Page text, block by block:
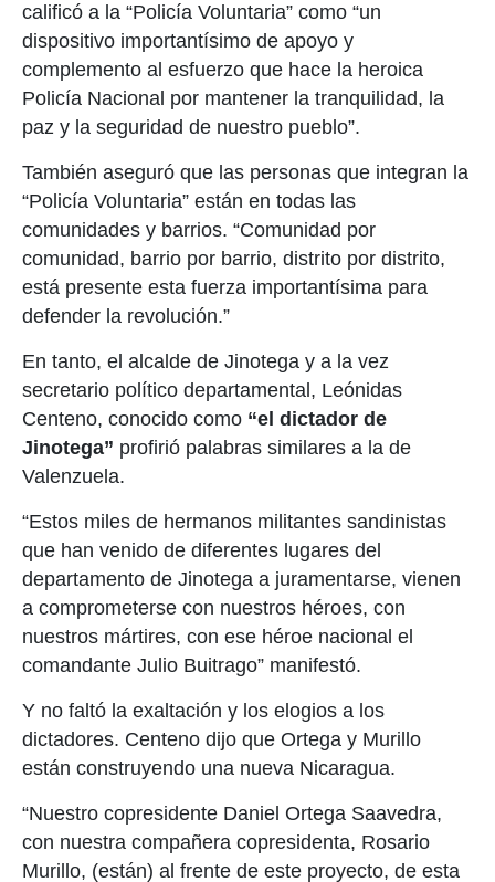
calificó a la “Policía Voluntaria” como “un
dispositivo importantísimo de apoyo y
complemento al esfuerzo que hace la heroica
Policía Nacional por mantener la tranquilidad, la
paz y la seguridad de nuestro pueblo”.
También aseguró que las personas que integran la
“Policía Voluntaria” están en todas las
comunidades y barrios. “Comunidad por
comunidad, barrio por barrio, distrito por distrito,
está presente esta fuerza importantísima para
defender la revolución.”
En tanto, el alcalde de Jinotega y a la vez
secretario político departamental, Leónidas
Centeno, conocido como “el dictador de
Jinotega” profirió palabras similares a la de
Valenzuela.
“Estos miles de hermanos militantes sandinistas
que han venido de diferentes lugares del
departamento de Jinotega a juramentarse, vienen
a comprometerse con nuestros héroes, con
nuestros mártires, con ese héroe nacional el
comandante Julio Buitrago” manifestó.
Y no faltó la exaltación y los elogios a los
dictadores. Centeno dijo que Ortega y Murillo
están construyendo una nueva Nicaragua.
“Nuestro copresidente Daniel Ortega Saavedra,
con nuestra compañera copresidenta, Rosario
Murillo, (están) al frente de este proyecto, de esta